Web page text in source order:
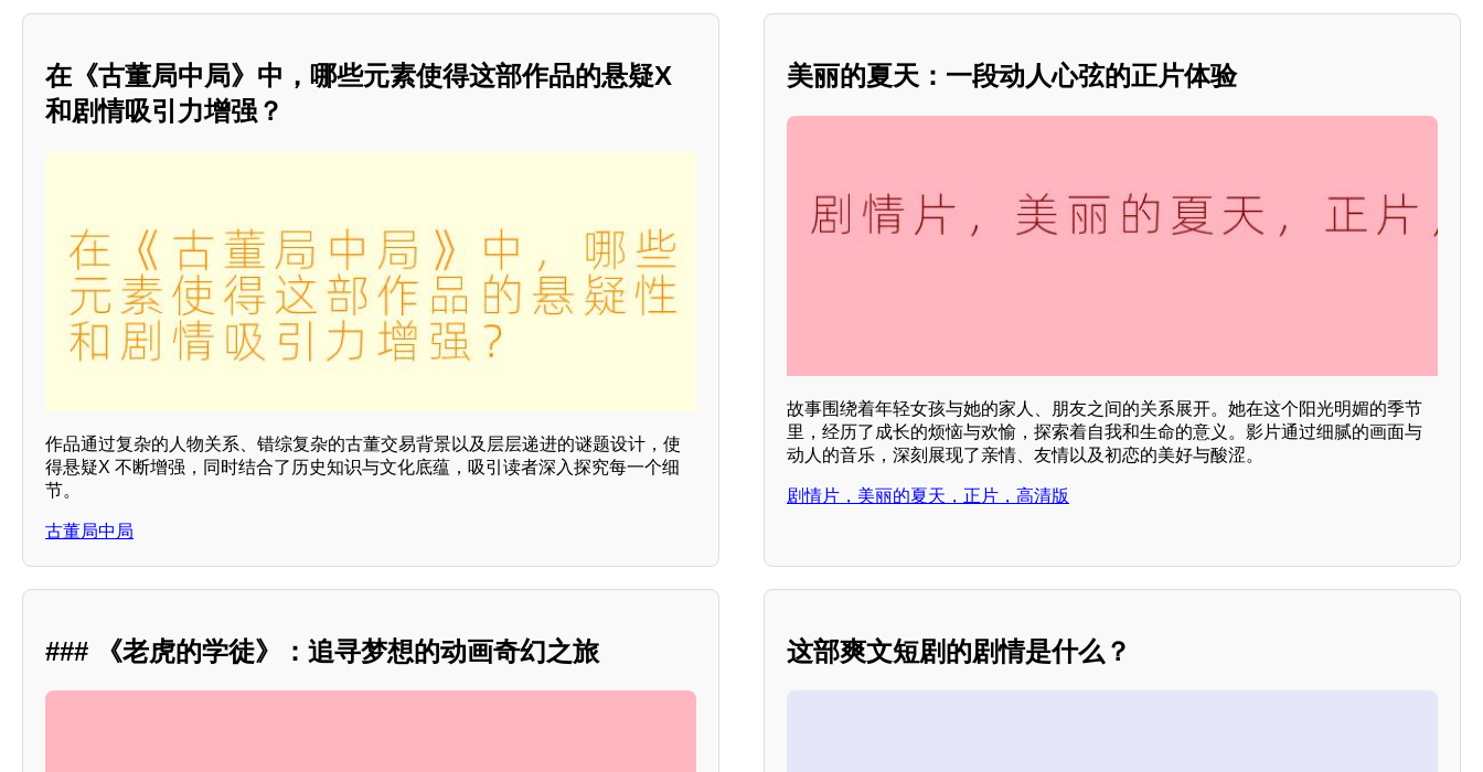
在《古董局中局》中，哪些元素使得这部作品的悬疑X
和剧情吸引力增强？
作品通过复杂的人物关系、错综复杂的古董交易背景以及层层递进的谜题设计，使
得悬疑X 不断增强，同时结合了历史知识与文化底蕴，吸引读者深入探究每一个细
节。
古董局中局
美丽的夏天：一段动人心弦的正片体验
故事围绕着年轻女孩与她的家人、朋友之间的关系展开。她在这个阳光明媚的季节
里，经历了成长的烦恼与欢愉，探索着自我和生命的意义。影片通过细腻的画面与
动人的音乐，深刻展现了亲情、友情以及初恋的美好与酸涩。
剧情片，美丽的夏天，正片，高清版
### 《老虎的学徒》：追寻梦想的动画奇幻之旅 这部爽文短剧的剧情是什么？